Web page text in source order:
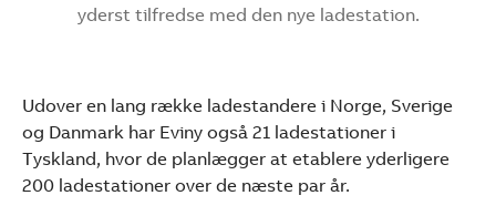
yderst tilfredse med den nye ladestation.
Udover en lang række ladestandere i Norge, Sverige
og Danmark har Eviny også 21 ladestationer i
Tyskland, hvor de planlægger at etablere yderligere
200 ladestationer over de næste par år.